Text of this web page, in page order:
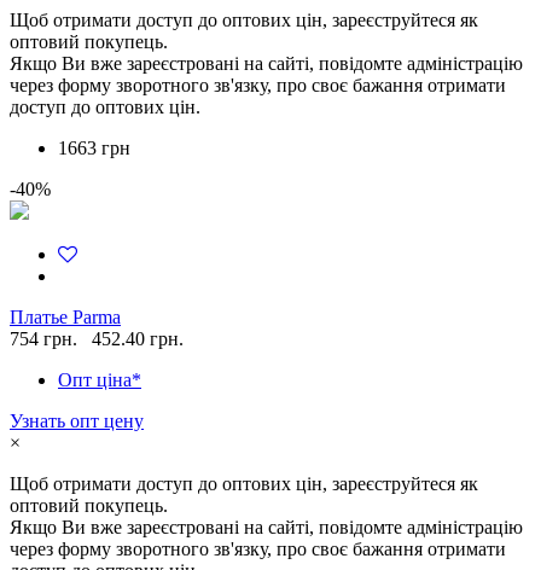
Щоб отримати доступ до оптових цін, зареєструйтеся як
оптовий покупець.
Якщо Ви вже зареєстровані на сайті, повідомте адміністрацію
через форму зворотного зв'язку, про своє бажання отримати
доступ до оптових цін.
1663 грн
-40%
Платье Parma
754 грн.
452.40 грн.
Опт ціна*
Узнать опт цену
×
Щоб отримати доступ до оптових цін, зареєструйтеся як
оптовий покупець.
Якщо Ви вже зареєстровані на сайті, повідомте адміністрацію
через форму зворотного зв'язку, про своє бажання отримати